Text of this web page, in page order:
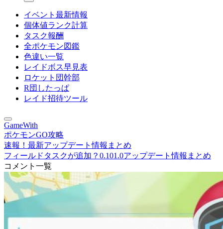
イベント最新情報
個体値ランク計算
タスク報酬
全ポケモン図鑑
色違い一覧
レイドボス早見表
ロケット団幹部
R団したっぱ
レイド招待ツール
GameWith
ポケモンGO攻略
速報！最新アップデート情報まとめ
フィールドタスクが追加？0.101.0アップデート情報まとめ
コメント一覧